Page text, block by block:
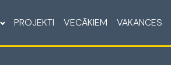
PROJEKTI VECĀKIEM VAKANCES